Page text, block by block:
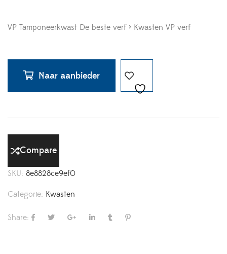
VP Tamponeerkwast De beste verf > Kwasten VP verf
Naar aanbieder
Compare
SKU: 8e8828ce9ef0
Categorie: Kwasten
Share: